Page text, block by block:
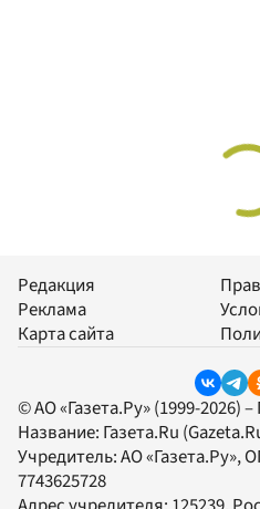
Редакция
Реклама
Карта сайта
© АО «Газета.Ру» (1999-2026)
Название: Газета.Ru
Учредитель:АО «Газета.Ру»,
7743625728